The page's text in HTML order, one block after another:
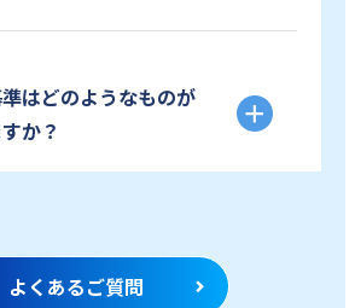
はどのようなものが
か？
よくあるご質問